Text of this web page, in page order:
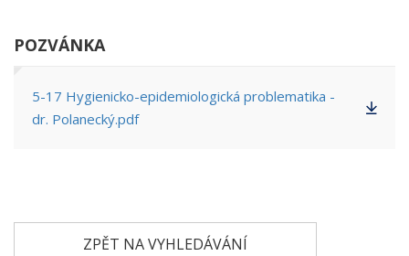
POZVÁNKA
5-17 Hygienicko-epidemiologická problematika -
dr. Polanecký.pdf
ZPĚT NA VYHLEDÁVÁNÍ